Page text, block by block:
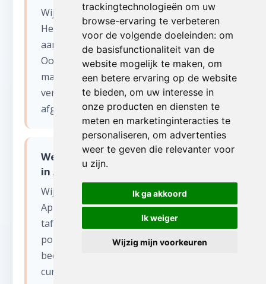
trackingtechnologieën om uw
browse-ervaring te verbeteren
voor de volgende doeleinden: om
de basisfunctionaliteit van de
website mogelijk te maken, om
een betere ervaring op de website
te bieden, om uw interesse in
onze producten en diensten te
meten en marketinginteracties te
personaliseren, om advertenties
weer te geven die relevanter voor
u zijn.
Ik ga akkoord
Ik weiger
Wijzig mijn voorkeuren
Wij sorteren alles zorgvuldig.
Herbruikbare items worden gedoneerd
aan kringloopwinkels en goede doelen in
Oost-Vlaanderen. Recycleerbaar
materiaal gaat naar erkende
verwerkingscentra. Enkel restafval wordt
afgevoerd.
Welke soorten antiek kopen jullie op
in Appelterre-Eichem?
Wij kopen diverse antiek op in
Appelterre-Eichem: meubels (kasten,
tafels, stoelen), schilderijen, zilverwerk,
porselein, kristal, klokken, tapijten,
beelden, oude boeken en militaria. Ook
curiosa en vintage items zijn welkom.